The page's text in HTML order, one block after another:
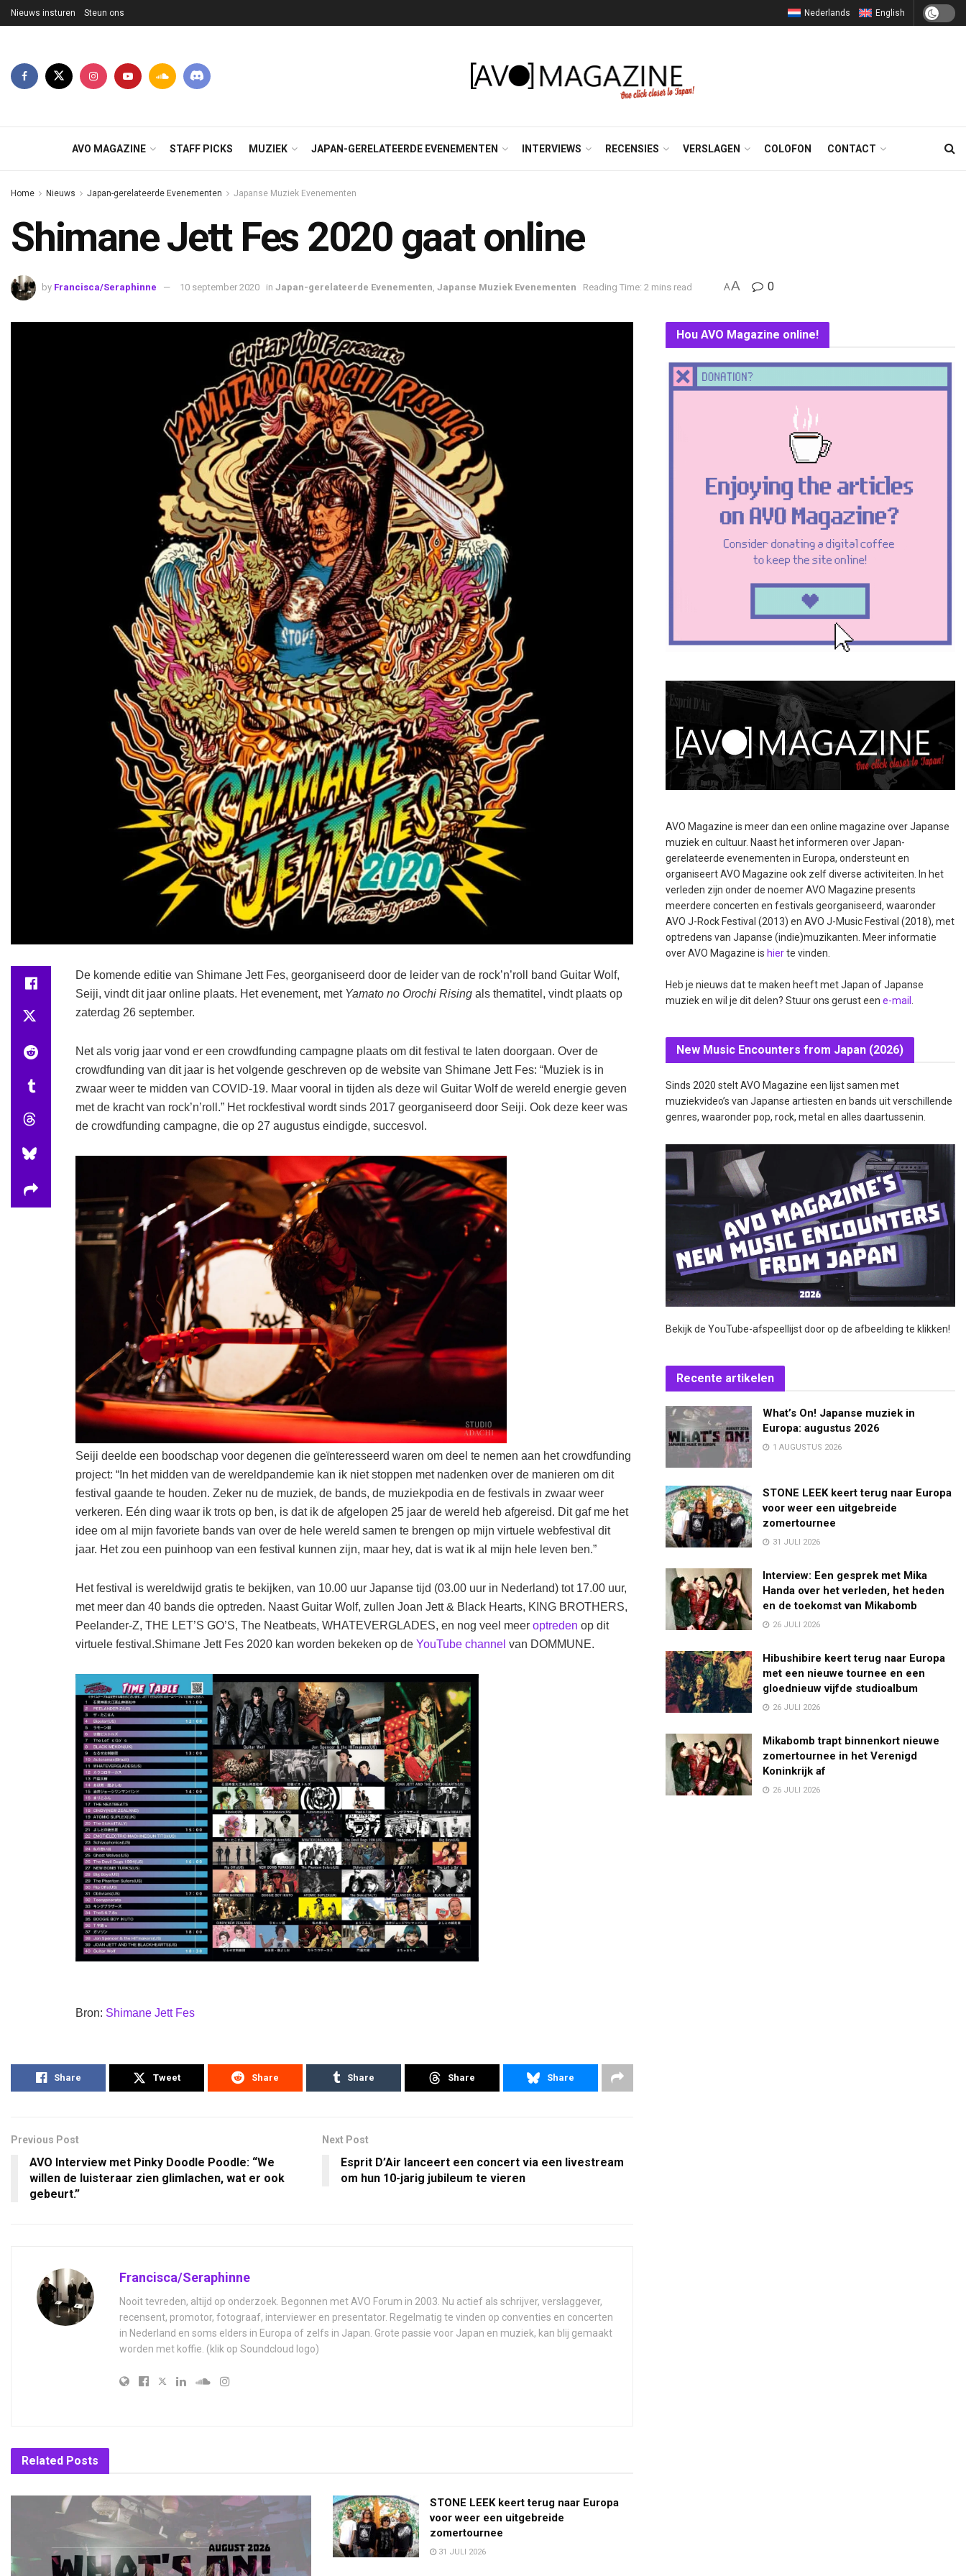
Nieuws insturen Steun ons Nederlands English
AVO MAGAZINE STAFF PICKS MUZIEK JAPAN-GERELATEERDE EVENEMENTEN INTERVIEWS RECENSIES VERSLAGEN COLOFON CONTACT
Home Nieuws Japan-gerelateerde Evenementen Japanse Muziek Evenementen
Shimane Jett Fes 2020 gaat online
by Francisca/Seraphinne 10 september 2020 in Japan-gerelateerde Evenementen, Japanse Muziek Evenementen Reading Time: 2 mins read AA 0
De komende editie van Shimane Jett Fes, georganiseerd door de leider van de rock’n’roll band Guitar Wolf,
Seiji, vindt dit jaar online plaats. Het evenement, met Yamato no Orochi Rising als thematitel, vindt plaats op
zaterdag 26 september.
Net als vorig jaar vond er een crowdfunding campagne plaats om dit festival te laten doorgaan. Over de
crowdfunding van dit jaar is het volgende geschreven op de website van Shimane Jett Fes: “Muziek is in
zwaar weer te midden van COVID-19. Maar vooral in tijden als deze wil Guitar Wolf de wereld energie geven
met de kracht van rock’n’roll.” Het rockfestival wordt sinds 2017 georganiseerd door Seiji. Ook deze keer was
de crowdfunding campagne, die op 27 augustus eindigde, succesvol.
Seiji deelde een boodschap voor degenen die geïnteresseerd waren om deel te nemen aan het crowdfunding
project: “In het midden van de wereldpandemie kan ik niet stoppen met nadenken over de manieren om dit
festival gaande te houden. Zeker nu de muziek, de bands, de muziekpodia en de festivals in zwaar weer
verkeren. Eén ding waar ik trots op ben, is dat ik de afgelopen 25 jaar de wereld heb afgereisd. Dit gaf me het
idee om al mijn favoriete bands van over de hele wereld samen te brengen op mijn virtuele webfestival dit
jaar. Het zou een puinhoop van een festival kunnen zijn, maar hey, dat is wat ik al mijn hele leven ben.”
Het festival is wereldwijd gratis te bekijken, van 10.00 uur Japanse tijd (03.00 uur in Nederland) tot 17.00 uur,
met meer dan 40 bands die optreden. Naast Guitar Wolf, zullen Joan Jett & Black Hearts, KING BROTHERS,
Peelander-Z, THE LET’S GO’S, The Neatbeats, WHATEVERGLADES, en nog veel meer optreden op dit
virtuele festival.Shimane Jett Fes 2020 kan worden bekeken op de YouTube channel van DOMMUNE.
Bron: Shimane Jett Fes
Share Tweet Share Share Share Share
Previous Post
AVO Interview met Pinky Doodle Poodle: “We
willen de luisteraar zien glimlachen, wat er ook
gebeurt.”
Next Post
Esprit D’Air lanceert een concert via een livestream
om hun 10-jarig jubileum te vieren
Francisca/Seraphinne
Nooit tevreden, altijd op onderzoek. Begonnen met AVO Forum in 2003. Nu actief als schrijver, verslaggever,
recensent, promotor, fotograaf, interviewer en presentator. Regelmatig te vinden op conventies en concerten
in Nederland en soms elders in Europa of zelfs in Japan. Grote passie voor Japan en muziek, kan blij gemaakt
worden met koffie. (klik op Soundcloud logo)
Related Posts
STONE LEEK keert terug naar Europa
voor weer een uitgebreide
zomertournee
31 JULI 2026
Hou AVO Magazine online!
AVO Magazine is meer dan een online magazine over Japanse
muziek en cultuur. Naast het informeren over Japan-
gerelateerde evenementen in Europa, ondersteunt en
organiseert AVO Magazine ook zelf diverse activiteiten. In het
verleden zijn onder de noemer AVO Magazine presents
meerdere concerten en festivals georganiseerd, waaronder
AVO J-Rock Festival (2013) en AVO J-Music Festival (2018), met
optredens van Japanse (indie)muzikanten. Meer informatie
over AVO Magazine is hierte vinden.
Heb je nieuws dat te maken heeft met Japan of Japanse
muziek en wil je dit delen? Stuur ons gerust een e-mail
New Music Encounters from Japan (2026)
Sinds 2020 stelt AVO Magazine een lijst samen met
muziekvideo’s van Japanse artiesten en bands uit verschillende
genres, waaronder pop, rock, metal en alles daartussenin.
Bekijk de YouTube-afspeellijst door op de afbeelding te klikken!
Recente artikelen
What’s On! Japanse muziek in
Europa: augustus 2026
1 AUGUSTUS 2026
STONE LEEK keert terug naar Europa
voor weer een uitgebreide
zomertournee
31 JULI 2026
Interview: Een gesprek met Mika
Handa over het verleden, het heden
en de toekomst van Mikabomb
26 JULI 2026
Hibushibire keert terug naar Europa
met een nieuwe tournee en een
gloednieuw vijfde studioalbum
26 JULI 2026
Mikabomb trapt binnenkort nieuwe
zomertournee in het Verenigd
Koninkrijk af
26 JULI 2026